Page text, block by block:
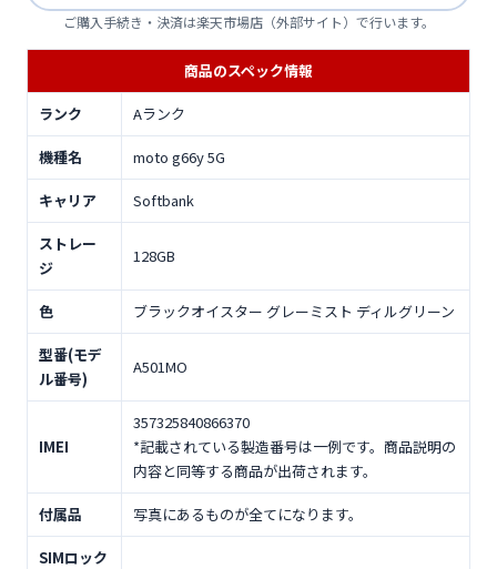
ご購入手続き・決済は楽天市場店（外部サイト）で行います。
商品のスペック情報
ランク Aランク
機種名 moto g66y 5G
キャリア Softbank
ストレー
ジ
128GB
色 ブラックオイスター グレーミスト ディルグリーン
型番(モデ
ル番号)
A501MO
IMEI
357325840866370
*記載されている製造番号は一例です。商品説明の
内容と同等する商品が出荷されます。
付属品 写真にあるものが全てになります。
SIMロック